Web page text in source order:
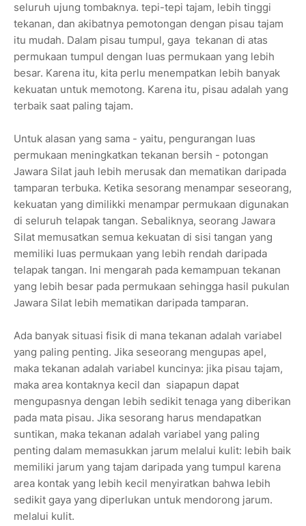
seluruh ujung tombaknya. tepi-tepi tajam, lebih tinggi
tekanan, dan akibatnya pemotongan dengan pisau tajam
itu mudah. Dalam pisau tumpul, gaya tekanan di atas
permukaan tumpul dengan luas permukaan yang lebih
besar. Karena itu, kita perlu menempatkan lebih banyak
kekuatan untuk memotong. Karena itu, pisau adalah yang
terbaik saat paling tajam.
Untuk alasan yang sama - yaitu, pengurangan luas
permukaan meningkatkan tekanan bersih - potongan
Jawara Silat jauh lebih merusak dan mematikan daripada
tamparan terbuka. Ketika sesorang menampar seseorang,
kekuatan yang dimilikki menampar permukaan digunakan
di seluruh telapak tangan. Sebaliknya, seorang Jawara
Silat memusatkan semua kekuatan di sisi tangan yang
memiliki luas permukaan yang lebih rendah daripada
telapak tangan. Ini mengarah pada kemampuan tekanan
yang lebih besar pada permukaan sehingga hasil pukulan
Jawara Silat lebih mematikan daripada tamparan.
Ada banyak situasi fisik di mana tekanan adalah variabel
yang paling penting. Jika seseorang mengupas apel,
maka tekanan adalah variabel kuncinya: jika pisau tajam,
maka area kontaknya kecil dan siapapun dapat
mengupasnya dengan lebih sedikit tenaga yang diberikan
pada mata pisau. Jika sesorang harus mendapatkan
suntikan, maka tekanan adalah variabel yang paling
penting dalam memasukkan jarum melalui kulit: lebih baik
memiliki jarum yang tajam daripada yang tumpul karena
area kontak yang lebih kecil menyiratkan bahwa lebih
sedikit gaya yang diperlukan untuk mendorong jarum.
melalui kulit.